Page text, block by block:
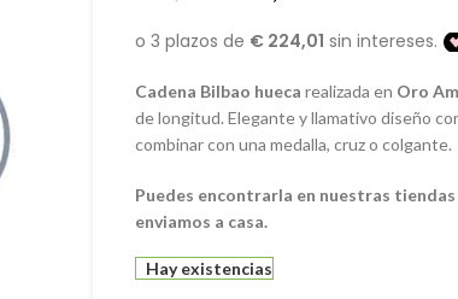
Cadena Bilbao hueca realizada en Oro
de longitud. Elegante y llamativo diseño
combinar con una medalla, cruz o colgante.
Puedes encontrarla en nuestras
enviamos a casa.
Hay existencias